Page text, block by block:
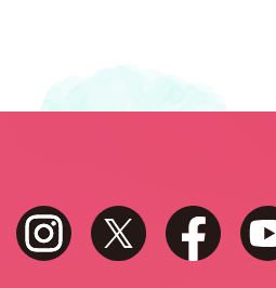
instagram twitter